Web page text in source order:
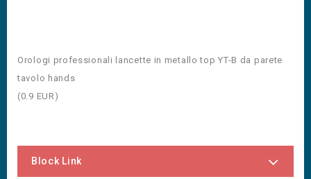
Orologi professionali lancette in metallo top YT-B da parete
tavolo hands
(0.9 EUR )
Block Link